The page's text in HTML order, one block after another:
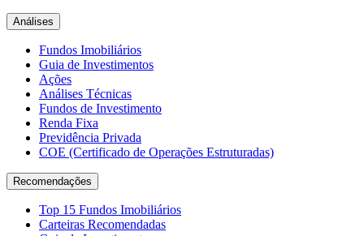
Análises
Fundos Imobiliários
Guia de Investimentos
Ações
Análises Técnicas
Fundos de Investimento
Renda Fixa
Previdência Privada
COE (Certificado de Operações Estruturadas)
Recomendações
Top 15 Fundos Imobiliários
Carteiras Recomendadas